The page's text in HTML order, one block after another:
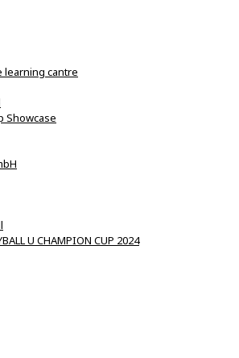
learning cantre
Showcase
U CHAMPION CUP 2024